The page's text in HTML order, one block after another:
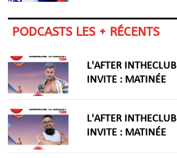
PODCASTS LES + RÉCENTS
L'AFTER INTHECLUB
INVITE : MATINÉE
L'AFTER INTHECLUB
INVITE : MATINÉE